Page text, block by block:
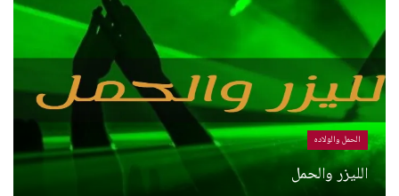
الحمل والولاده
الليزر والحمل